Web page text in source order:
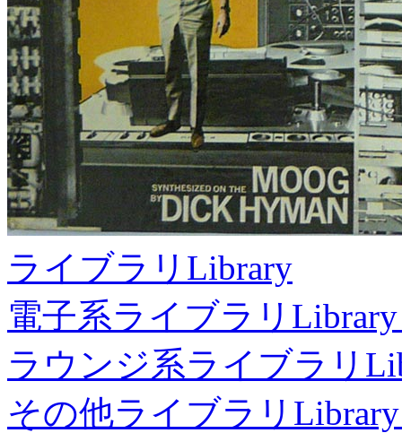
ライブラリ Library
電子系ライブラリ
ラウンジ系ライブラリ
その他ライブラリ